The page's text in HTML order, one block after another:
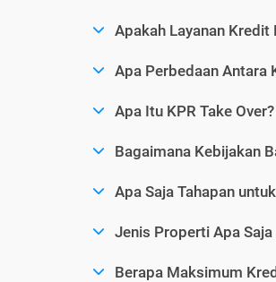
Apakah Layanan
Apa Perbedaan Antara
Apa Itu KPR Take Over?
Bagaimana Kebijakan
Apa Saja Tahapan
Jenis Properti Apa
Berapa Maksimum